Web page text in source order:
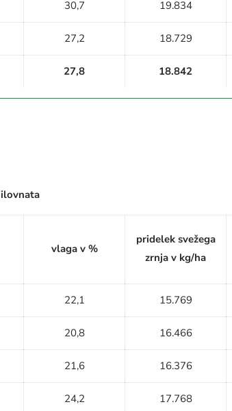
30,7 19.834
27,2 18.729
27,8 18.842
ilovnata
vlaga v %
pridelek svežega
zrnja v kg/ha
22,1 15.769
20,8 16.466
21,6 16.376
24,2 17.768